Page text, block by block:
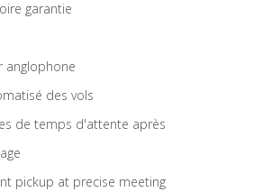
garantie
anglophone
des vols
de temps d'attente après
pickup at precise meeting